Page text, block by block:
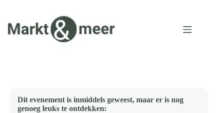
inhoud
Dit evenement is inmiddels geweest, maar er is nog
genoeg leuks te ontdekken: